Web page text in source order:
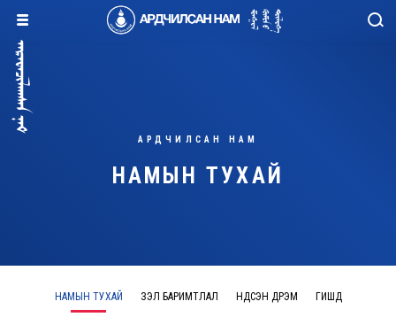
АРДЧИЛСАН НАМ
НАМЫН ТУХАЙ
НАМЫН ТУХАЙ ҮЗЭЛ БАРИМТЛАЛ ҮНДСЭН ДҮРЭМ ГИШҮҮД